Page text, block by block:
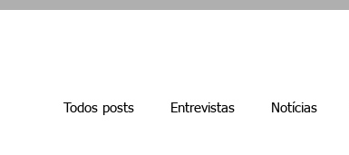
Todos posts Entrevistas Notícias